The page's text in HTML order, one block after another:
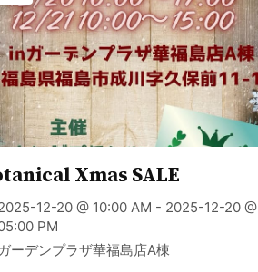
Xmas SALE
12-20 @ 10:00 AM - 2025-12-20 @
PM
ガーデンプラザ華福島店A棟